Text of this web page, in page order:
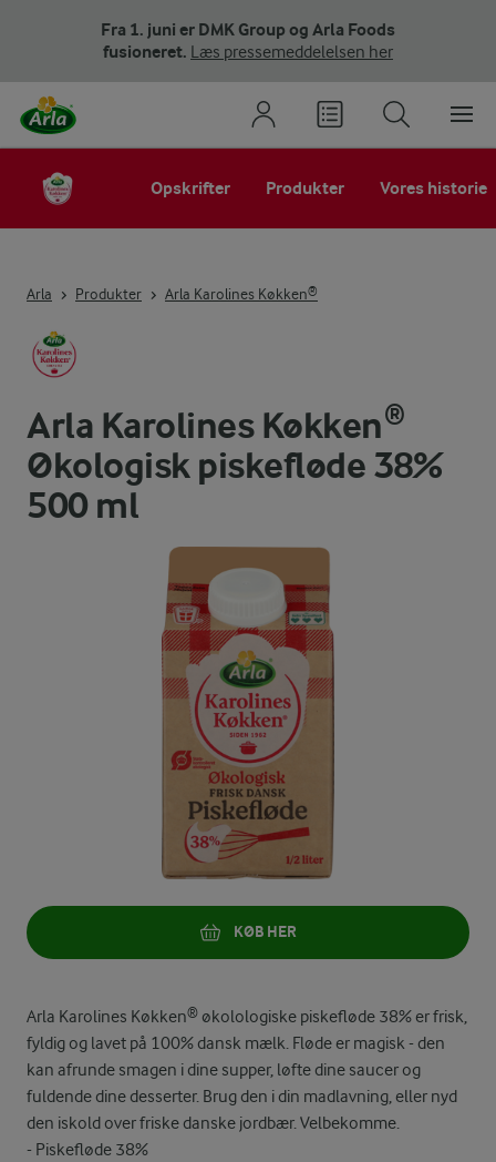
Fra 1. juni er DMK Group og Arla Foods
fusioneret. Læs pressemeddelelsen her
Opskrifter Produkter Vores historie
Arla Produkter Arla Karolines Køkken®
Arla Karolines Køkken®
Økologisk piskefløde 38%
500 ml
KØB HER
Arla Karolines Køkken® økolologiske piskefløde 38% er frisk,
fyldig og lavet på 100% dansk mælk. Fløde er magisk - den
kan afrunde smagen i dine supper, løfte dine saucer og
fuldende dine desserter. Brug den i din madlavning, eller nyd
den iskold over friske danske jordbær. Velbekomme.
- Piskefløde 38%